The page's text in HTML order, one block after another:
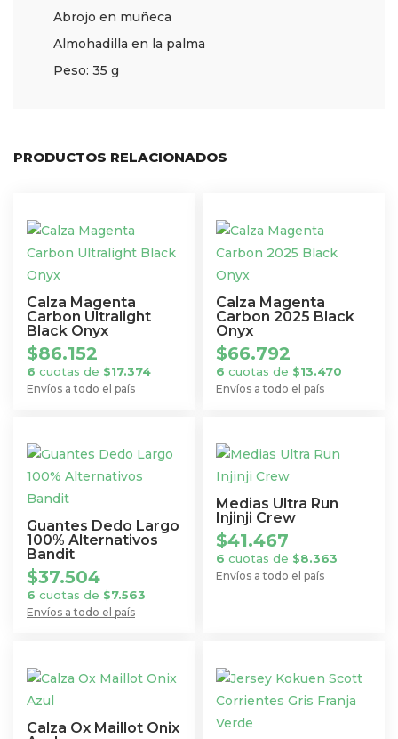
Abrojo en muñeca
Almohadilla en la palma
Peso: 35 g
PRODUCTOS RELACIONADOS
Calza Magenta
Carbon Ultralight
Black Onyx
Envíos a todo el país
$86.152
6 cuotas de $17.374
tiene
múltiples
variantes.
Las
opciones
se
pueden
elegir
página
de
Calza Magenta
Carbon 2025 Black
Onyx
Envíos a todo el país
$66.792
6 cuotas de $13.470
tiene
múltiples
variantes.
Las
opciones
se
pueden
página
de
producto
Guantes Dedo Largo
100% Alternativos
Bandit
Envíos a todo el país
$37.504
6 cuotas de $7.563
Medias Ultra Run
Injinji Crew
Envíos a todo el país
$41.467
6 cuotas de $8.363
variantes.
Las
opciones
Calza Ox Maillot Onix